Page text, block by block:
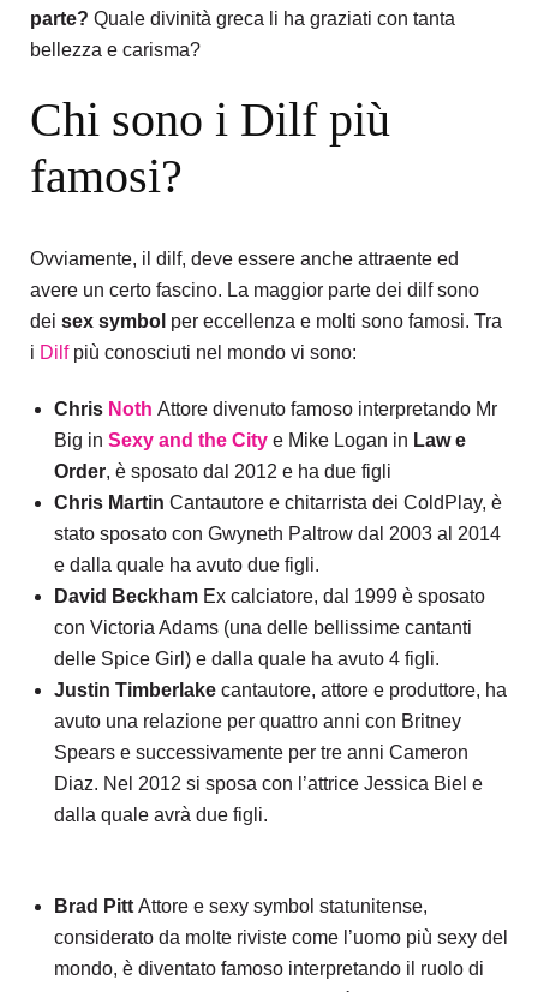
parte? Quale divinità greca li ha graziati con tanta
bellezza e carisma?
Chi sono i Dilf più
famosi?
Ovviamente, il dilf, deve essere anche attraente ed
avere un certo fascino. La maggior parte dei dilf sono
dei sex symbol per eccellenza e molti sono famosi. Tra
i Dilfpiù conosciuti nel mondo vi sono:
Chris Noth Attore divenuto famoso interpretando Mr
Big in Sexy and the City e Mike Logan in Law e
Order, è sposato dal 2012 e ha due figli
Chris Martin Cantautore e chitarrista dei ColdPlay, è
stato sposato con Gwyneth Paltrow dal 2003 al 2014
e dalla quale ha avuto due figli.
David Beckham Ex calciatore, dal 1999 è sposato
con Victoria Adams (una delle bellissime cantanti
delle Spice Girl) e dalla quale ha avuto 4 figli.
Justin Timberlake cantautore, attore e produttore, ha
avuto una relazione per quattro anni con Britney
Spears e successivamente per tre anni Cameron
Diaz. Nel 2012 si sposa con l’attrice Jessica Biel e
dalla quale avrà due figli.
Brad Pitt Attore e sexy symbol statunitense,
considerato da molte riviste come l’uomo più sexy del
mondo, è diventato famoso interpretando il ruolo di